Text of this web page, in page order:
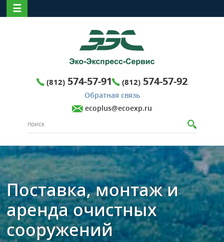
☰
(812) 574-57-91 (812) 574-57-92
Обратная связь
ecoplus@ecoexp.ru
Поставка, монтаж и
аренда очистных
сооружений